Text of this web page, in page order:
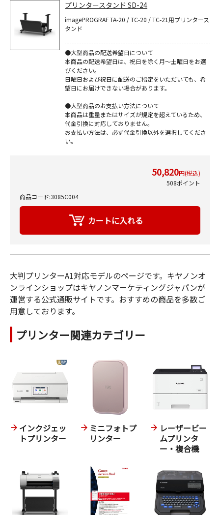
プリンタースタンド SD-24
imagePROGRAF TA-20 / TC-20 / TC-21用プリンタース
タンド
●大型商品の配送希望日について
本商品の配送希望日は、祝日を除く月～土曜日をお選
びください。
日曜日および祝日に配送のご指定をいただいても、希
望日にお届けできない場合があります。
●大型商品のお支払い方法について
本商品は重量またはサイズが規定を超えているため、
代金引換に対応しておりません。
お支払い方法は、必ず代金引換以外を選択してくださ
い。
50,820円(税込)
508ポイント
商品コード:3085C004
大判プリンターA1対応モデルのページです。キヤノンオ
ンラインショップはキヤノンマーケティングジャパンが
運営する公式通販サイトです。おすすめの商品を多数ご
用意しております。
プリンター関連カテゴリー
インクジェッ
トプリンター
ミニフォトプ
リンター
レーザービー
ムプリンタ
ー・複合機